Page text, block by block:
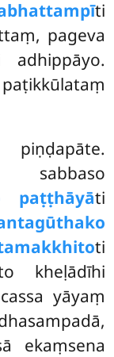
ti
pageva
adhippāyo.
paṭṭhāyāti
ti
kheḷādīhi
yāyaṃ
ekaṃsena